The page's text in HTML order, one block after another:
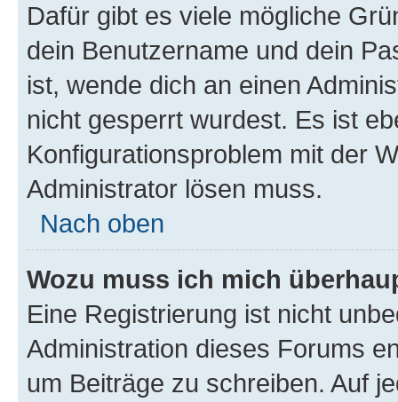
Dafür gibt es viele mögliche
dein Benutzername und dein
ist, wende dich an einen
nicht gesperrt wurdest. Es ist
Konfigurationsproblem mit der
Administrator lösen muss.
Nach oben
Wozu muss ich mich
Eine Registrierung ist nicht
Administration dieses Forums
um Beiträge zu schreiben. Auf